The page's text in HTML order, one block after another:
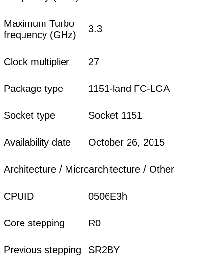
Maximum Turbo
frequency (GHz)
3.3
Clock multiplier 27
Package type 1151-land FC-LGA
Socket type Socket 1151
Availability date October 26, 2015
Architecture / Microarchitecture / Other
CPUID 0506E3h
Core stepping R0
Previous stepping SR2BY